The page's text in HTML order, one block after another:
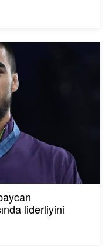
liderliyini